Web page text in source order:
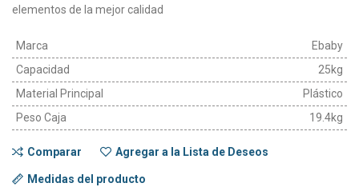
elementos de la mejor calidad
Marca
Ebaby
Capacidad
25kg
Material Principal
Plástico
Peso Caja
19.4kg
Comparar Agregar a la Lista de Deseos
Medidas del producto